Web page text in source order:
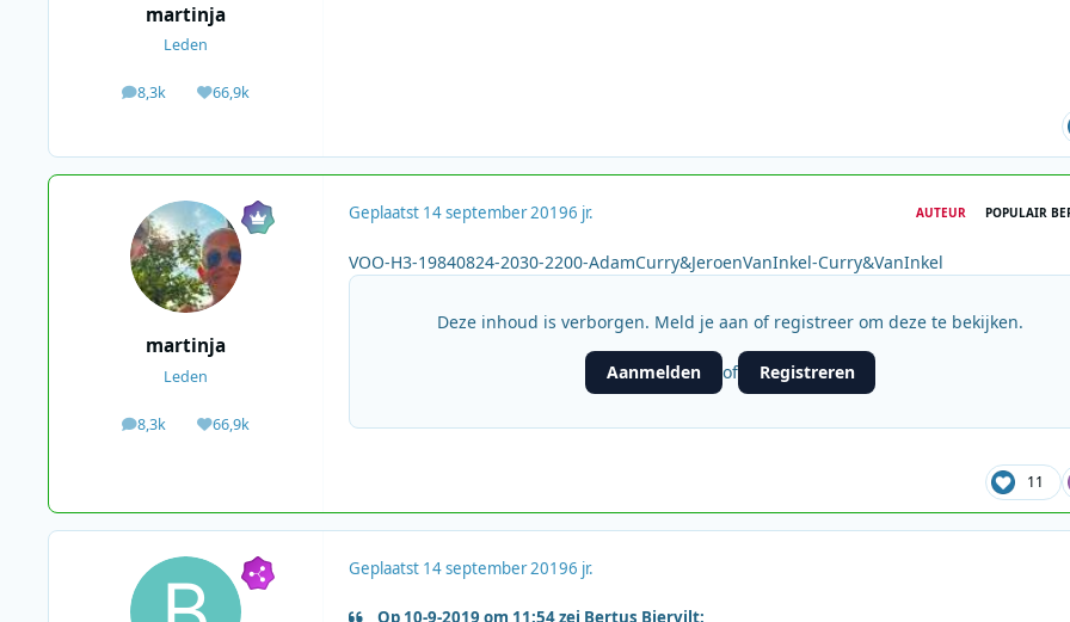
martinja
Leden
8,3k
berichten66,9k
Waardering
martinja
Leden
8,3k
berichten66,9k
Waardering
Geplaatst 14 september 20196 jr. AUTEUR POPULAIR
VOO-H3-19840824-2030-2200-AdamCurry&JeroenVanInkel-Curry&VanInkel
Deze inhoud is verborgen. Meld je aan of registreer om deze te bekijken.
Aanmelden of Registreren
11
Geplaatst 14 september 20196 jr.
Op 10-9-2019 om 11:54 zei Bertus Biervilt: